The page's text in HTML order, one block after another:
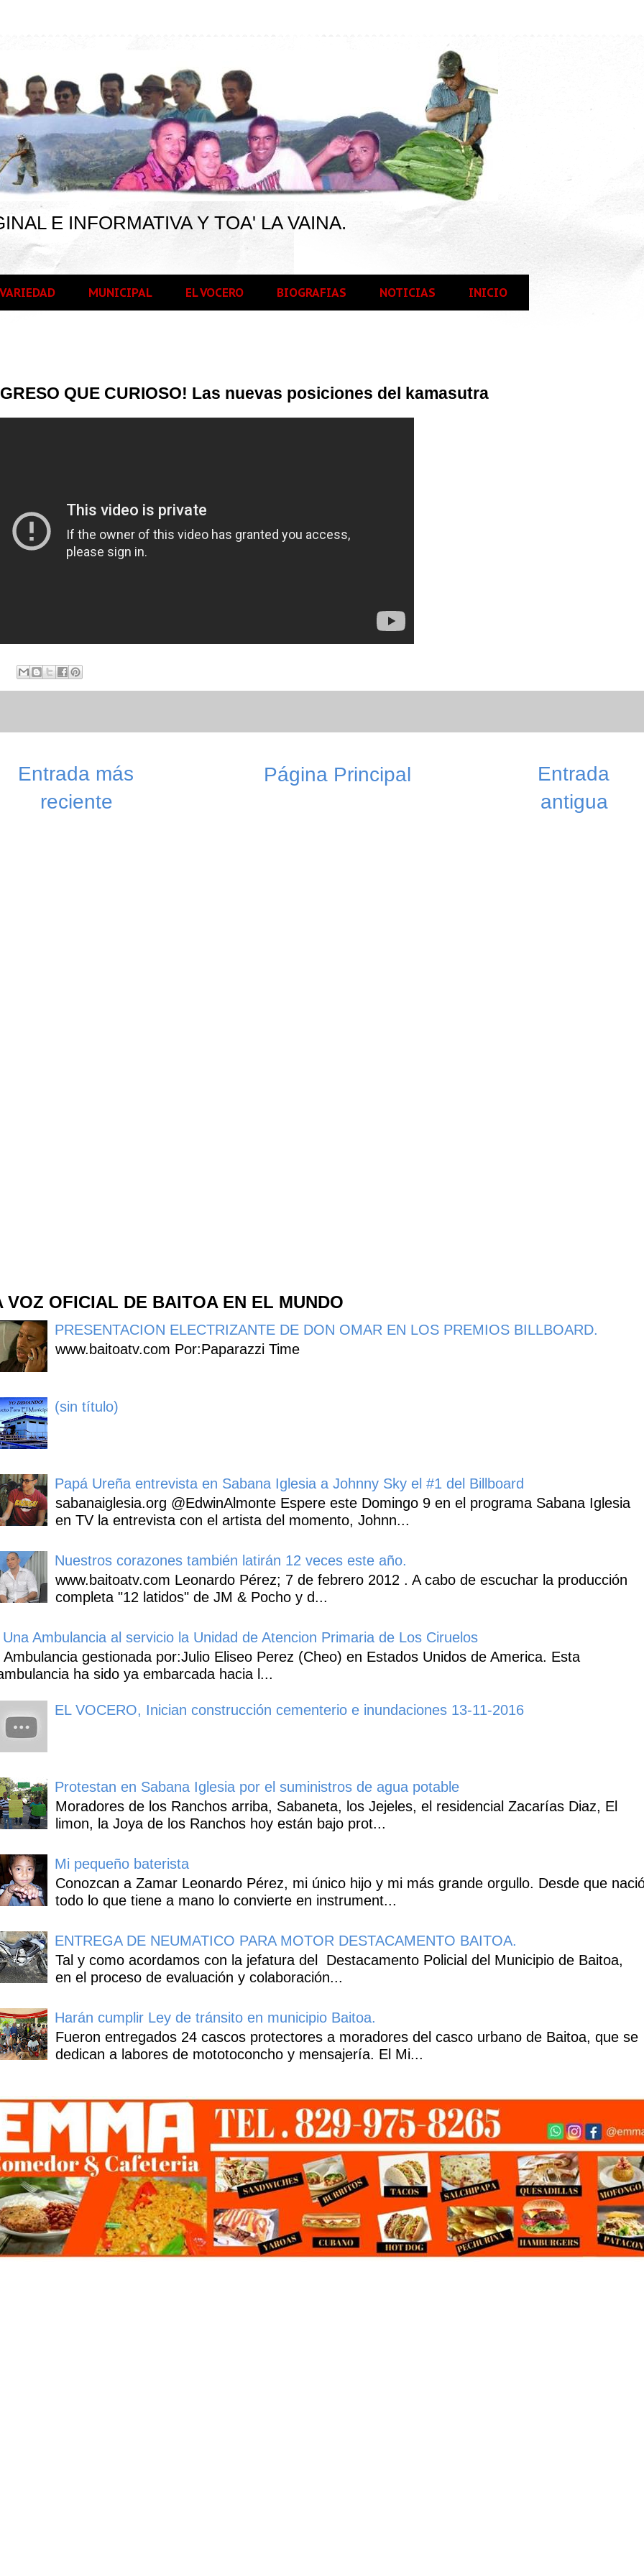
E INFORMATIVA Y TOA' LA VAINA.
VARIEDAD MUNICIPAL EL VOCERO BIOGRAFIAS NOTICIAS INICIO
QUE CURIOSO! Las nuevas posiciones del kamasutra
Entrada más
reciente
Entrada
antigua
Página Principal
VOZ OFICIAL DE BAITOA EN EL MUNDO
PRESENTACION ELECTRIZANTE DE DON OMAR EN LOS PREMIOS BILLBOARD.
www.baitoatv.com Por:Paparazzi Time
(sin título)
Papá Ureña entrevista en Sabana Iglesia a Johnny Sky el #1 del Billboard
sabanaiglesia.org @EdwinAlmonte Espere este Domingo 9 en el programa Sabana Iglesia
en TV la entrevista con el artista del momento, Johnn...
Nuestros corazones también latirán 12 veces este año.
www.baitoatv.com Leonardo Pérez; 7 de febrero 2012 . A cabo de escuchar la producción
completa "12 latidos" de JM & Pocho y d...
Una Ambulancia al servicio la Unidad de Atencion Primaria de Los Ciruelos
Ambulancia gestionada por:Julio Eliseo Perez (Cheo) en Estados Unidos de America. Esta
ha sido ya embarcada hacia l...
EL VOCERO, Inician construcción cementerio e inundaciones 13-11-2016
Protestan en Sabana Iglesia por el suministros de agua potable
Moradores de los Ranchos arriba, Sabaneta, los Jejeles, el residencial Zacarías Diaz, El
limon, la Joya de los Ranchos hoy están bajo prot...
Mi pequeño baterista
Conozcan a Zamar Leonardo Pérez, mi único hijo y mi más grande orgullo. Desde que
todo lo que tiene a mano lo convierte en instrument...
ENTREGA DE NEUMATICO PARA MOTOR DESTACAMENTO BAITOA.
Tal y como acordamos con la jefatura del Destacamento Policial del Municipio de Baitoa,
en el proceso de evaluación y colaboración...
Harán cumplir Ley de tránsito en municipio Baitoa.
Fueron entregados 24 cascos protectores a moradores del casco urbano de Baitoa, que se
dedican a labores de mototoconcho y mensajería. El Mi...